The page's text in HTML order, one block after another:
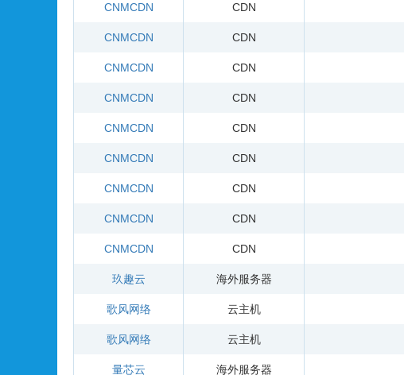
CNMCDN CDN
CNMCDN CDN
CNMCDN CDN
CNMCDN CDN
CNMCDN CDN
CNMCDN CDN
CNMCDN CDN
CNMCDN CDN
CNMCDN CDN
玖趣云 海外服务器
歌风网络 云主机
歌风网络 云主机
量芯云 海外服务器